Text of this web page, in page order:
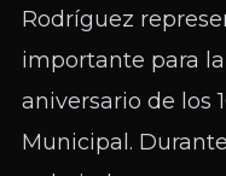
Rodríguez
importante para
aniversario de los
Municipal.